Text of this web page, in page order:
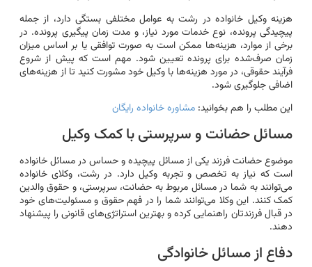
هزینه وکیل خانواده در رشت به عوامل مختلفی بستگی دارد، از جمله
پیچیدگی پرونده، نوع خدمات مورد نیاز، و مدت زمان پیگیری پرونده. در
برخی از موارد، هزینه‌ها ممکن است به صورت توافقی یا بر اساس میزان
زمان صرف‌شده برای پرونده تعیین شود. مهم است که پیش از شروع
فرآیند حقوقی، در مورد هزینه‌ها با وکیل خود مشورت کنید تا از هزینه‌های
اضافی جلوگیری شود.
این مطلب را هم بخوانید: مشاوره خانواده رایگان
مسائل حضانت و سرپرستی با کمک وکیل
موضوع حضانت فرزند یکی از مسائل پیچیده و حساس در مسائل خانواده
است که نیاز به تخصص و تجربه وکیل دارد. در رشت، وکلای خانواده
می‌توانند به شما در مسائل مربوط به حضانت، سرپرستی، و حقوق والدین
کمک کنند. این وکلا می‌توانند شما را در فهم حقوق و مسئولیت‌های خود
در قبال فرزندتان راهنمایی کرده و بهترین استراتژی‌های قانونی را پیشنهاد
دهند.
دفاع از مسائل خانوادگی